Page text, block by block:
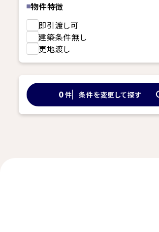
物件特徴
即引渡し可
建築条件無し
更地渡し
0 件 条件を変更して探す